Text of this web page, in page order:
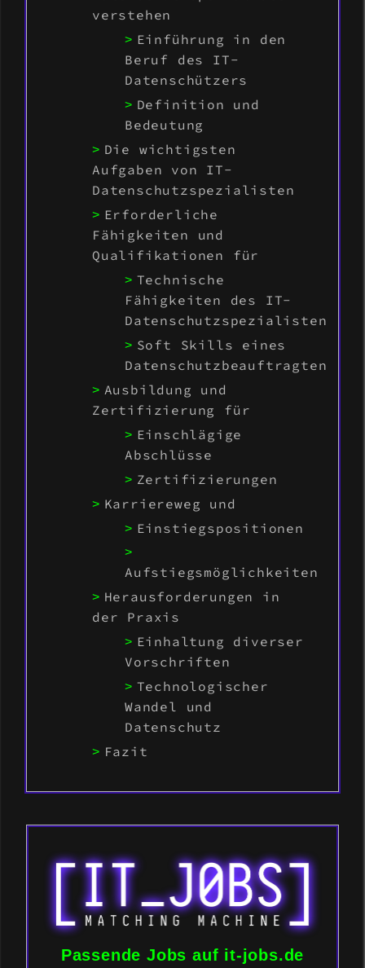
verstehen
Einführung in den
Beruf des IT-
Datenschützers
Definition und
Bedeutung
Die wichtigsten
Aufgaben von IT-
Datenschutzspezialisten
Erforderliche
Fähigkeiten und
Qualifikationen für
Technische
Fähigkeiten des IT-
Datenschutzspezialisten
Soft Skills eines
Datenschutzbeauftragten
Ausbildung und
Zertifizierung für
Einschlägige
Abschlüsse
Zertifizierungen
Karriereweg und
Einstiegspositionen
Aufstiegsmöglichkeiten
Herausforderungen in
der Praxis
Einhaltung diverser
Vorschriften
Technologischer
Wandel und
Datenschutz
Fazit
Passende Jobs auf it-jobs.de